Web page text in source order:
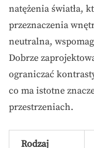
natężenia światła,
przeznaczenia
neutralna,
Dobrze
ograniczać
co ma istotne
przestrzeniach.
Rodzaj